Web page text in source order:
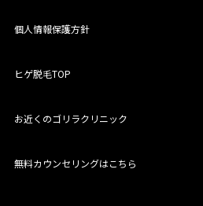
個人情報保護方針
ヒゲ脱毛TOP
お近くのゴリラクリニック
無料カウンセリングはこちら